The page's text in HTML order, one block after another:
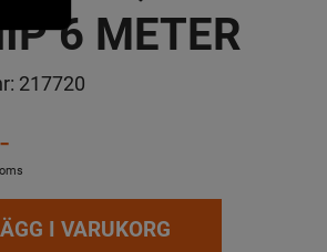
6 METER
217720
I VARUKORG